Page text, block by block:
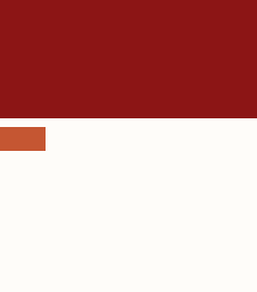
Schließen